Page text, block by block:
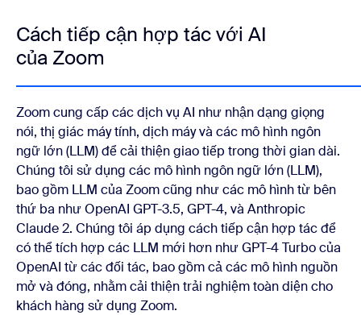
Cách tiếp cận hợp tác với AI
của Zoom
Zoom cung cấp các dịch vụ AI như nhận dạng giọng
nói, thị giác máy tính, dịch máy và các mô hình ngôn
ngữ lớn (LLM) để cải thiện giao tiếp trong thời gian dài.
Chúng tôi sử dụng các mô hình ngôn ngữ lớn (LLM),
bao gồm LLM của Zoom cũng như các mô hình từ bên
thứ ba như OpenAI GPT-3.5, GPT-4, và Anthropic
Claude 2. Chúng tôi áp dụng cách tiếp cận hợp tác để
có thể tích hợp các LLM mới hơn như GPT-4 Turbo của
OpenAI từ các đối tác, bao gồm cả các mô hình nguồn
mở và đóng, nhằm cải thiện trải nghiệm toàn diện cho
khách hàng sử dụng Zoom.